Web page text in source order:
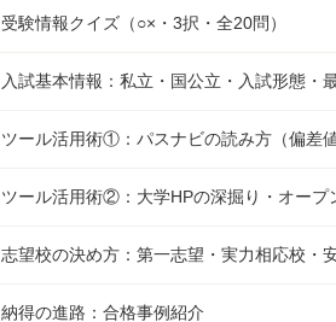
受験情報クイズ（○×・3択・全20問）
入試基本情報：私立・国公立・入試形態・
ツール活用術①：パスナビの読み方（偏差
ツール活用術②：大学HPの深掘り・オープ
志望校の決め方：第一志望・実力相応校・
納得の進路：合格事例紹介